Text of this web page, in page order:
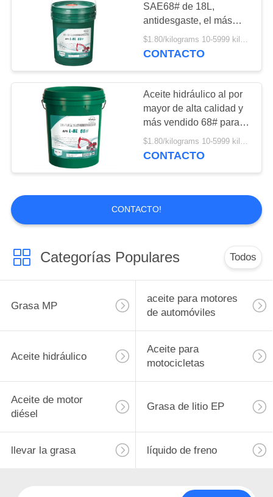
SAE68# de 18L,
antidesgaste, el más
vendido
$1.80/kilograms 10-5999 kilograms MOQ:10 kilogramos
CONTACTO
Aceite hidráulico al por
mayor de alta calidad y
más vendido 68# para
coche, camión,
furgoneta y elevador
$1.80/kilograms 10-5999 kilograms MOQ:10 kilogramos
CONTACTO
CONTACTO!
Categorías Populares Todos
Grasa MP
aceite para motores
de automóviles
Aceite hidráulico
Aceite para
motocicletas
Aceite de motor
diésel
Grasa de litio EP
llevar la grasa líquido de freno